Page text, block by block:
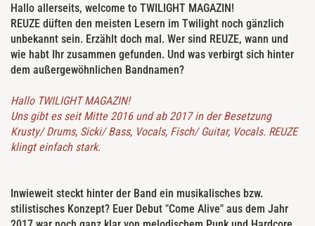
Hallo allerseits, welcome to TWILIGHT MAGAZIN!
REUZE düften den meisten Lesern im Twilight noch gänzlich
unbekannt sein. Erzählt doch mal. Wer sind REUZE, wann und
wie habt Ihr zusammen gefunden. Und was verbirgt sich hinter
dem außergewöhnlichen Bandnamen?
Hallo TWILIGHT MAGAZIN!
Uns gibt es seit Mitte 2016 und ab 2017 in der Besetzung
Krusty/ Drums, Sicki/ Bass, Vocals, Fisch/ Guitar, Vocals. REUZE
klingt einfach stark.
Inwieweit steckt hinter der Band ein musikalisches bzw.
stilistisches Konzept? Euer Debut "Come Alive" aus dem Jahr